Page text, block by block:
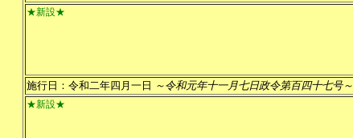
★新設★
施行日：令和二年四月一日 ～令和元年十一月七日政令第百四十七号～
★新設★